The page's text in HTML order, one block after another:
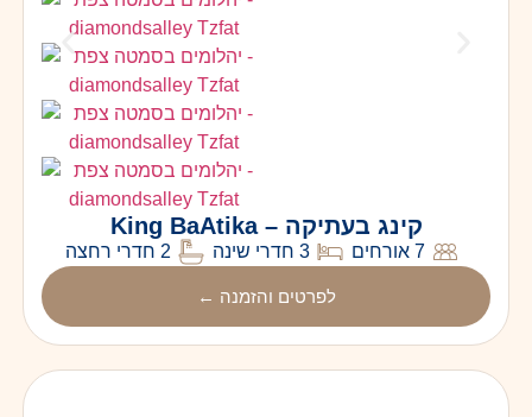
קינג בעתיקה – King BaAtika
7 אורחים 3 חדרי שינה 2 חדרי רחצה
לפרטים והזמנה ←